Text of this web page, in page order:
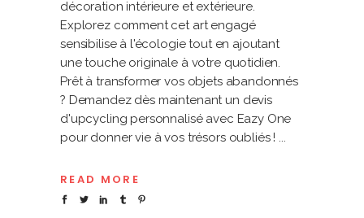
décoration intérieure et extérieure.
Explorez comment cet art engagé
sensibilise à l'écologie tout en ajoutant
une touche originale à votre quotidien.
Prêt à transformer vos objets abandonnés
? Demandez dès maintenant un devis
d'upcycling personnalisé avec Eazy One
pour donner vie à vos trésors oubliés !
READ MORE